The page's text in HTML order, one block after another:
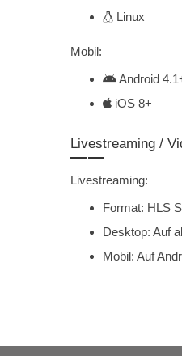
Linux
Mobil:
Android
iOS 8+
Livestreaming /
Livestreaming:
Format: HLS
Desktop: Auf
Mobil: Auf